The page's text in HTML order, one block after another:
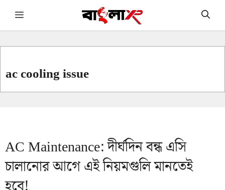
Skip Menu
ac cooling issue
AC Maintenance: দীর্ঘদিন বন্ধ এসি
চালানোর আগে এই নিয়মগুলি মানতেই